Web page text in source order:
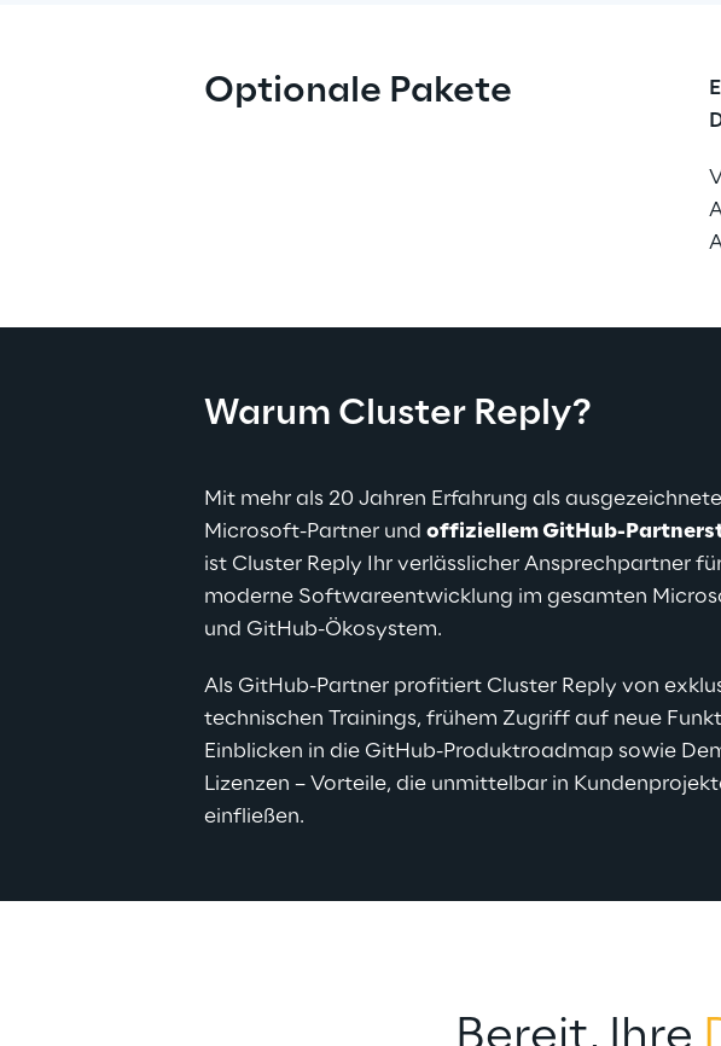
Optionale Pakete
Warum Cluster Reply?
Mit mehr als 20 Jahren Erfahrung als
Microsoft-Partner und offiziellem GitHub-
ist Cluster Reply Ihr verlässlicher Ansprechpartner
moderne Softwareentwicklung im gesamten
und GitHub-Ökosystem.
Als GitHub-Partner profitiert Cluster Reply von
technischen Trainings, frühem Zugriff auf neue
Einblicken in die GitHub-Produktroadmap sowie
Lizenzen – Vorteile, die unmittelbar in
einfließen.